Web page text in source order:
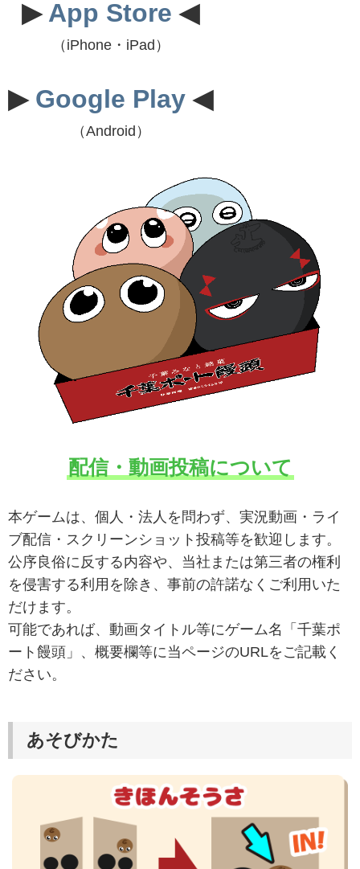
▶App Store ◀
（iPhone・iPad）
▶ Google Play ◀
（Android）
配信・動画投稿について
本ゲームは、個人・法人を問わず、実況動画・ライ
ブ配信・スクリーンショット投稿等を歓迎します。
公序良俗に反する内容や、当社または第三者の権利
を侵害する利用を除き、事前の許諾なくご利用いた
だけます。
可能であれば、動画タイトル等にゲーム名「千葉ポ
ート饅頭」、概要欄等に当ページのURLをご記載く
ださい。
あそびかた